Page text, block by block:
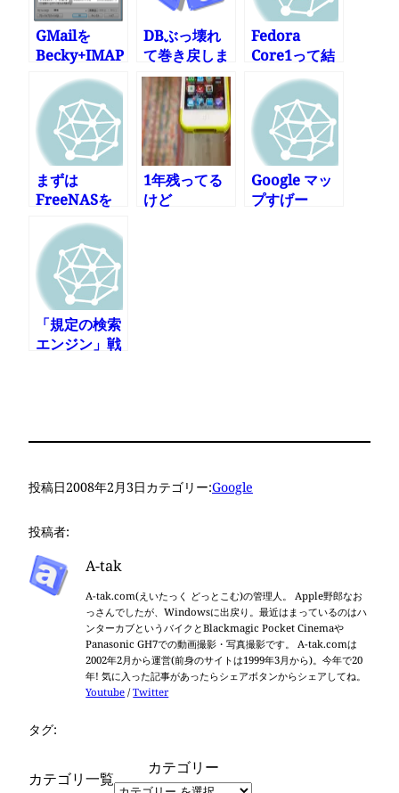
GMailを
Becky+IMAP
で使う(ゴミ
箱もちゃんと
設定。でも非
推奨らしい)
DBぶっ壊れ
て巻き戻しま
した
Fedora
Core1って結
局どういうこ
と?
まずは
FreeNASを
試してみよう
1年残ってる
けど
Google マッ
プすげー
「規定の検索
エンジン」戦
投稿日2008年2月3日カテゴリー:Google
投稿者:
A-tak
A-tak.com(えいたっく どっとこむ)の管理人。 Apple野郎なお
っさんでしたが、Windowsに出戻り。最近はまっているのはハ
ンターカブというバイクとBlackmagic Pocket Cinemaや
Panasonic GH7での動画撮影・写真撮影です。 A-tak.comは
2002年2月から運営(前身のサイトは1999年3月から)。今年で20
年! 気に入った記事があったらシェアボタンからシェアしてね。
Youtube /Twitter
タグ:
カテゴリ一覧
カテゴリー